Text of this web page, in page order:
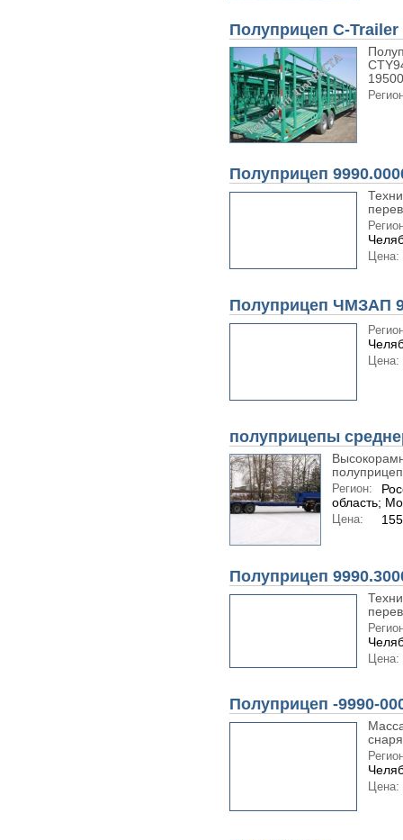
Полуприцеп C-Trailer
Полуприцеп
Цена:
Полуприцеп ЧМЗАП
Цена:
полуприцепы
Регион:
область;
Цена:
Полуприцеп
Цена:
Полуприцеп -9990-
Цена: